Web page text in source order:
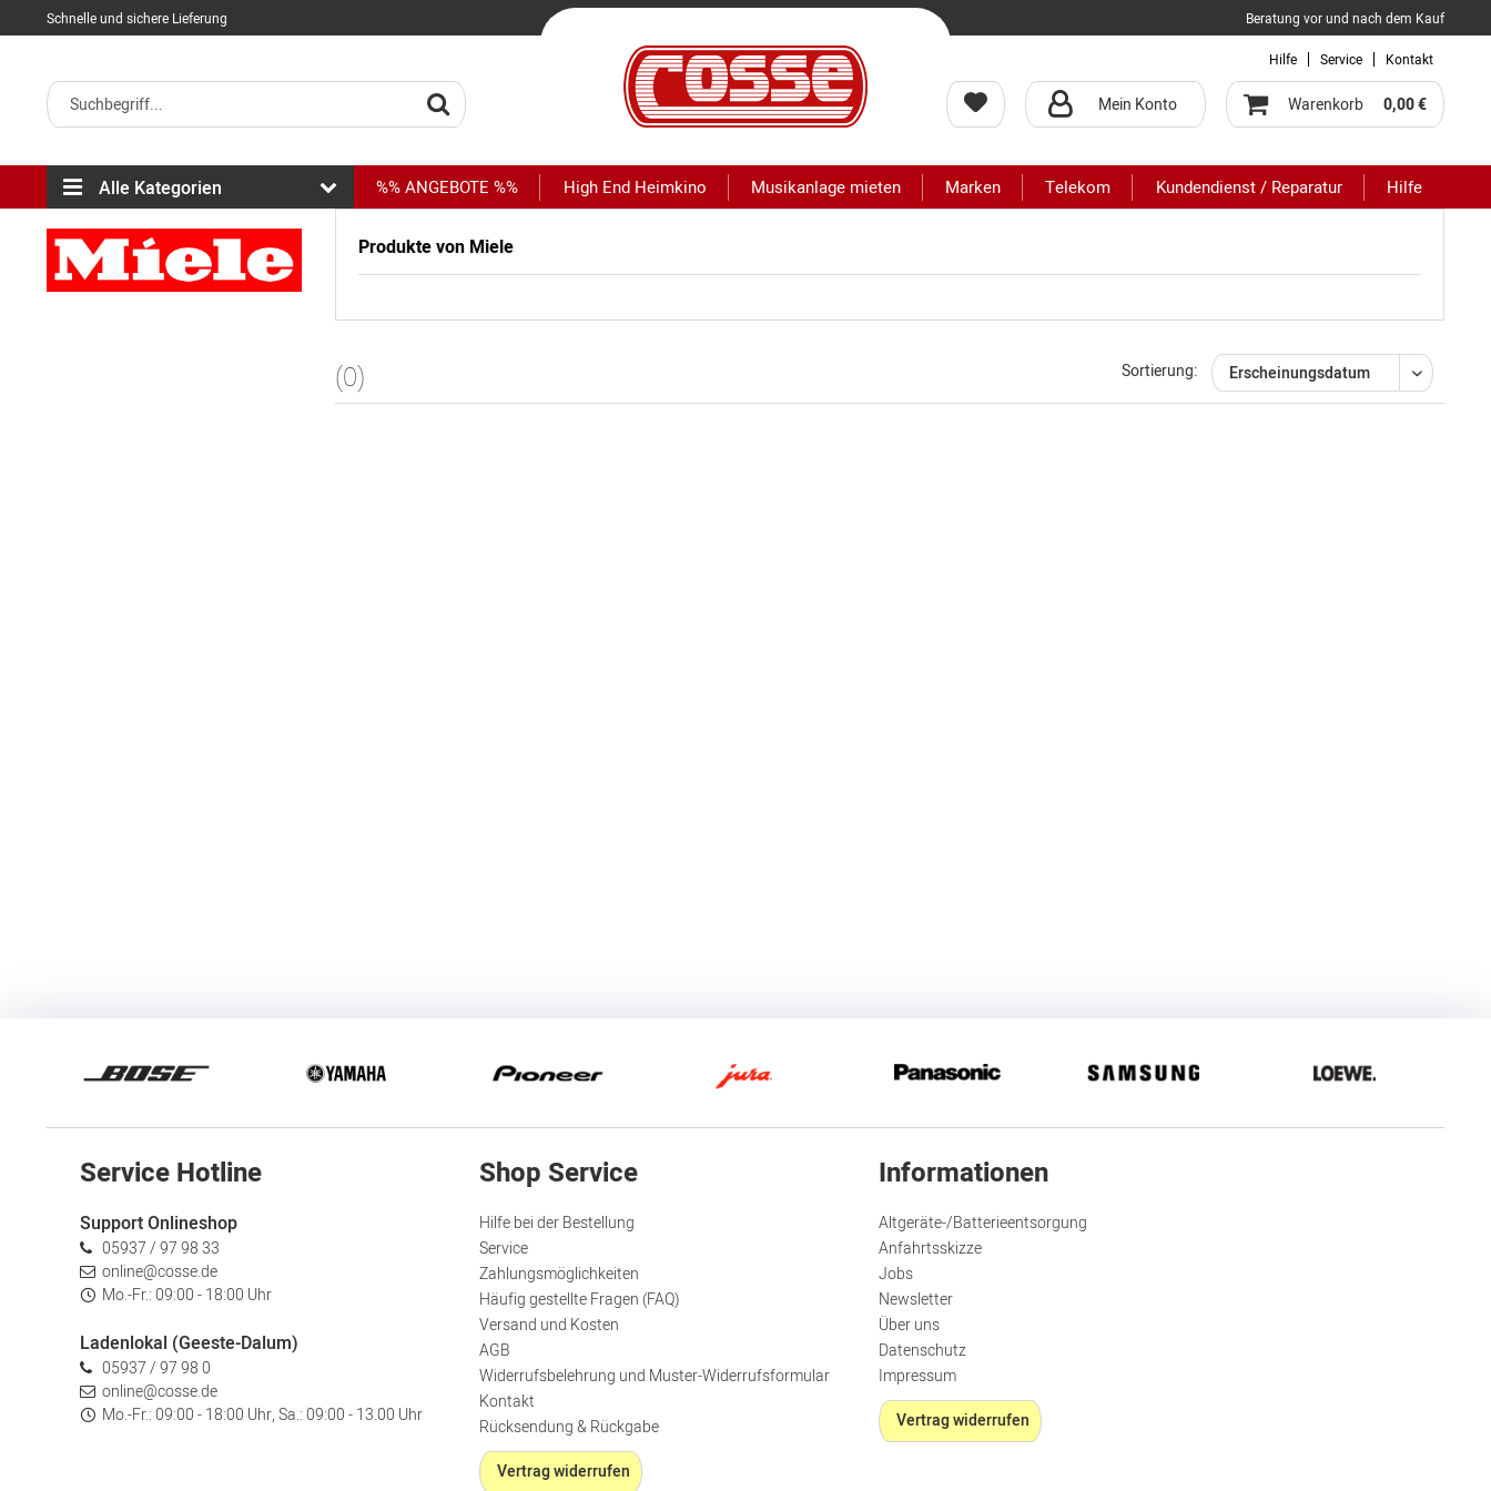
Schnelle und sichere Lieferung Beratung vor und nach dem Kauf
Mein Konto Warenkorb 0,00 €
Hilfe Service Kontakt
Alle Kategorien %% ANGEBOTE %% High End Heimkino Musikanlage mieten Marken Telekom Kundendienst / Reparatur Hilfe
Produkte von Miele
(0) Sortierung:
Service Hotline
Support Onlineshop
05937 / 97 98 33
online@cosse.de
Mo.-Fr.: 09:00 - 18:00 Uhr
Ladenlokal (Geeste-Dalum)
05937 / 97 98 0
online@cosse.de
Mo.-Fr.: 09:00 - 18:00 Uhr, Sa.: 09:00 - 13.00 Uhr
Shop Service
Hilfe bei der Bestellung
Service
Zahlungsmöglichkeiten
Häufig gestellte Fragen (FAQ)
Versand und Kosten
AGB
Widerrufsbelehrung und Muster-Widerrufsformular
Kontakt
Rücksendung & Rückgabe
Vertrag widerrufen
Informationen
Altgeräte-/Batterieentsorgung
Anfahrtsskizze
Jobs
Newsletter
Über uns
Datenschutz
Impressum
Vertrag widerrufen